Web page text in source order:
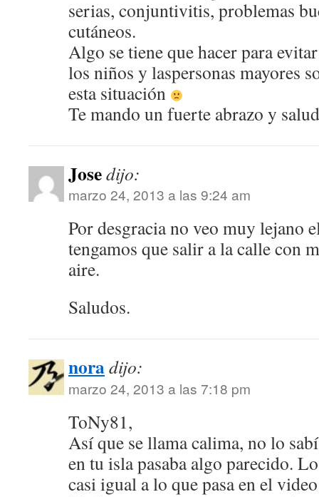
serias, conjuntivitis, problemas
cutáneos.
Algo se tiene que hacer para
los niños y laspersonas mayores
esta situación
Te mando un fuerte abrazo y
Josedijo:
marzo 24, 2013 a las 9:24 am
Por desgracia no veo muy lejano
tengamos que salir a la calle con
aire.
Saludos.
noradijo:
marzo 24, 2013 a las 7:18 pm
ToNy81,
Así que se llama calima, no lo
en tu isla pasaba algo parecido.
casi igual a lo que pasa en el